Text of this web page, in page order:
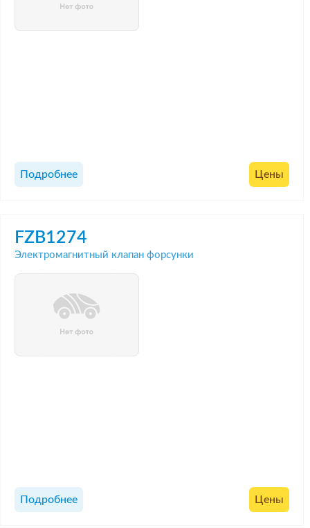
Подробнее Цены
FZB1274
Электромагнитный клапан форсунки
Подробнее Цены